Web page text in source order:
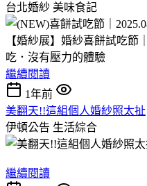
台北婚紗 美味食記
【婚紗展】婚紗喜餅試吃節
吃．沒有壓力的體驗
繼續閱讀
1年前
美翻天!!這組個人婚紗照太扯
伊頓公告 生活綜合
繼續閱讀